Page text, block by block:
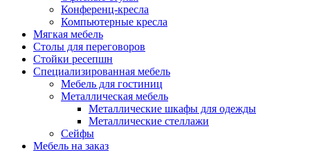
Конференц-кресла
Компьютерные кресла
Мягкая мебель
Столы для переговоров
Стойки ресепшн
Специализированная мебель
Мебель для гостиниц
Металлическая мебель
Металлические шкафы для одежды
Металлические стеллажи
Сейфы
Мебель на заказ